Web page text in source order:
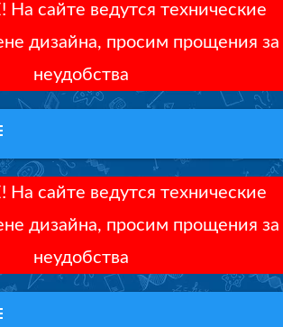
сайте ведутся технические
дизайна, просим прощения за
неудобства
сайте ведутся технические
дизайна, просим прощения за
неудобства